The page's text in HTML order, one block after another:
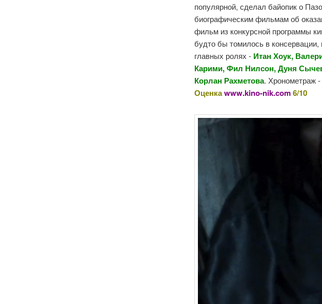
популярной, сделал байопик о
биографическим фильмам об
фильм из конкурсной программы
будто бы томилось в
главных ролях - Итан Хоук,
Карими, Фил Нилсон, Дуня
Корлан Рахметова. Хронометраж
Оценкаwww.kino-nik.com6/10